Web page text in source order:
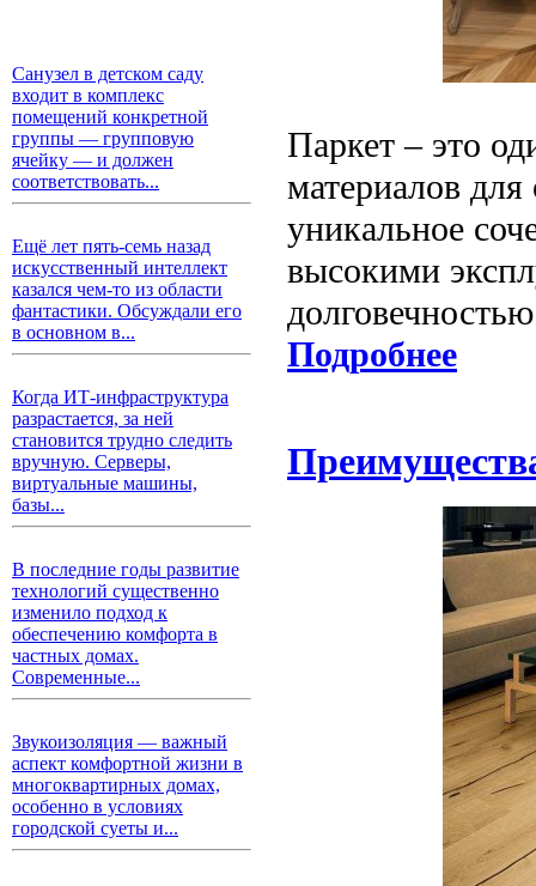
Санузел в детском саду
входит в комплекс
помещений конкретной
группы — групповую
ячейку — и должен
соответствовать...
Ещё лет пять-семь назад
искусственный интеллект
казался чем-то из области
фантастики. Обсуждали его
в основном в...
Когда ИТ-инфраструктура
разрастается, за ней
становится трудно следить
вручную. Серверы,
виртуальные машины,
базы...
В последние годы развитие
технологий существенно
изменило подход к
обеспечению комфорта в
частных домах.
Современные...
Звукоизоляция — важный
аспект комфортной жизни в
многоквартирных домах,
особенно в условиях
городской суеты и...
Паркет – это
материалов для
уникальное
высокими
Подробнее